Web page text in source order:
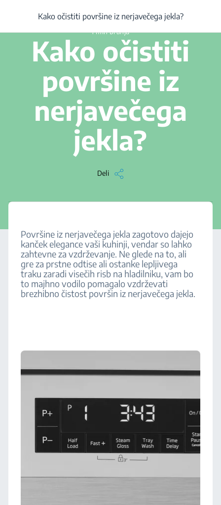
/ Članek Kako očistiti površine iz nerjavečega jekla?
1 min branja
Kako očistiti
površine iz
nerjavečega
jekla?
Deli
Kako očistiti površine iz nerjavečega jekla?
Površine iz nerjavečega jekla zagotovo dajejo
kanček elegance vaši kuhinji, vendar so lahko
zahtevne za vzdrževanje. Ne glede na to, ali
gre za prstne odtise ali ostanke lepljivega
traku zaradi visečih risb na hladilniku, vam bo
to majhno vodilo pomagalo vzdrževati
brezhibno čistost površin iz nerjavečega jekla.